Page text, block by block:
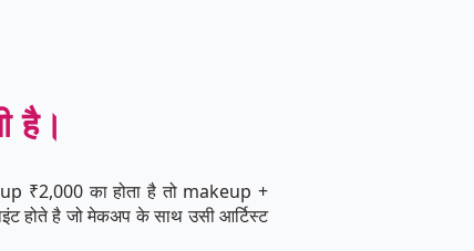
है।
₹2,000 का होता है तो makeup +
होते है जो मेकअप के साथ उसी आर्टिस्ट